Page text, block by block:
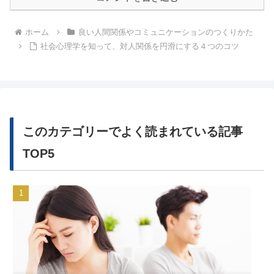
ホーム
良い人間関係やコミュニケーションのつくりかた
社会心理学を知って、対人関係を円滑にする４つのコツ
このカテゴリーでよく読まれている記事
TOP5